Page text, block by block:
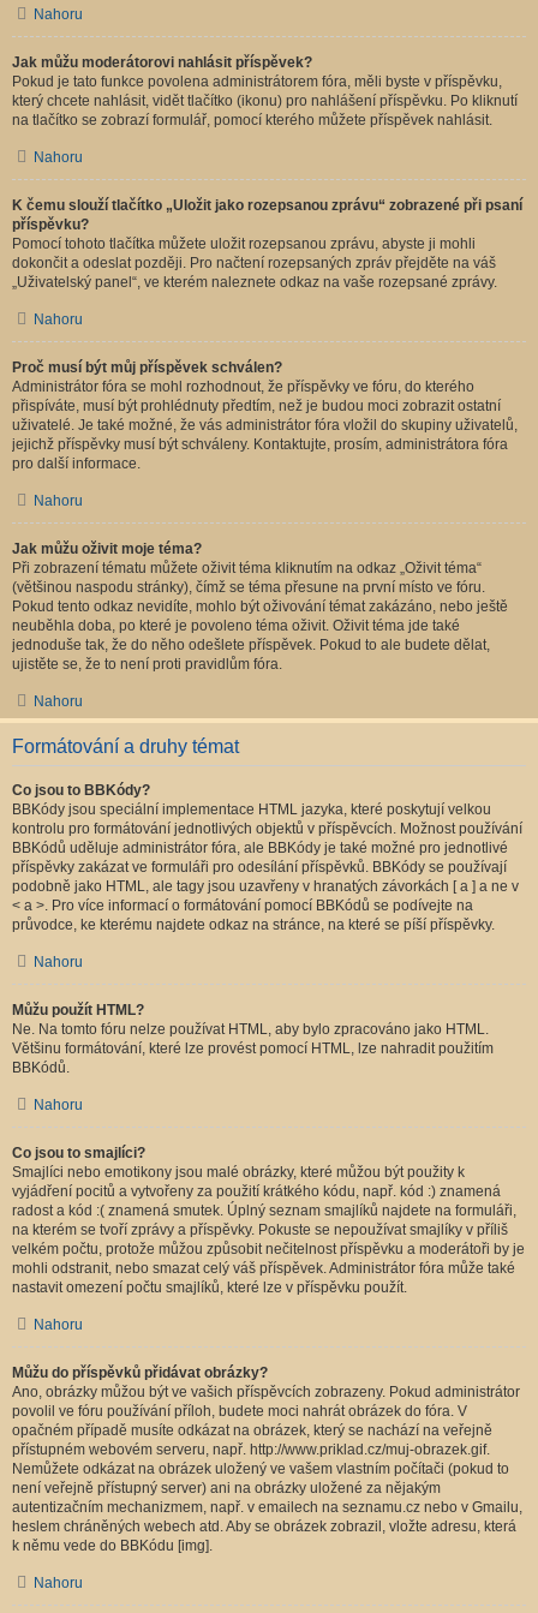
Nahoru
Jak můžu moderátorovi nahlásit příspěvek?
Pokud je tato funkce povolena administrátorem fóra, měli byste v příspěvku,
který chcete nahlásit, vidět tlačítko (ikonu) pro nahlášení příspěvku. Po kliknutí
na tlačítko se zobrazí formulář, pomocí kterého můžete příspěvek nahlásit.
Nahoru
K čemu slouží tlačítko „Uložit jako rozepsanou zprávu“ zobrazené při psaní
příspěvku?
Pomocí tohoto tlačítka můžete uložit rozepsanou zprávu, abyste ji mohli
dokončit a odeslat později. Pro načtení rozepsaných zpráv přejděte na váš
„Uživatelský panel“, ve kterém naleznete odkaz na vaše rozepsané zprávy.
Nahoru
Proč musí být můj příspěvek schválen?
Administrátor fóra se mohl rozhodnout, že příspěvky ve fóru, do kterého
přispíváte, musí být prohlédnuty předtím, než je budou moci zobrazit ostatní
uživatelé. Je také možné, že vás administrátor fóra vložil do skupiny uživatelů,
jejichž příspěvky musí být schváleny. Kontaktujte, prosím, administrátora fóra
pro další informace.
Nahoru
Jak můžu oživit moje téma?
Při zobrazení tématu můžete oživit téma kliknutím na odkaz „Oživit téma“
(většinou naspodu stránky), čímž se téma přesune na první místo ve fóru.
Pokud tento odkaz nevidíte, mohlo být oživování témat zakázáno, nebo ještě
neuběhla doba, po které je povoleno téma oživit. Oživit téma jde také
jednoduše tak, že do něho odešlete příspěvek. Pokud to ale budete dělat,
ujistěte se, že to není proti pravidlům fóra.
Nahoru
Formátování a druhy témat
Co jsou to BBKódy?
BBKódy jsou speciální implementace HTML jazyka, které poskytují velkou
kontrolu pro formátování jednotlivých objektů v příspěvcích. Možnost používání
BBKódů uděluje administrátor fóra, ale BBKódy je také možné pro jednotlivé
příspěvky zakázat ve formuláři pro odesílání příspěvků. BBKódy se používají
podobně jako HTML, ale tagy jsou uzavřeny v hranatých závorkách [ a ] a ne v
< a >. Pro více informací o formátování pomocí BBKódů se podívejte na
průvodce, ke kterému najdete odkaz na stránce, na které se píší příspěvky.
Nahoru
Můžu použít HTML?
Ne. Na tomto fóru nelze používat HTML, aby bylo zpracováno jako HTML.
Většinu formátování, které lze provést pomocí HTML, lze nahradit použitím
BBKódů.
Nahoru
Co jsou to smajlíci?
Smajlíci nebo emotikony jsou malé obrázky, které můžou být použity k
vyjádření pocitů a vytvořeny za použití krátkého kódu, např. kód :) znamená
radost a kód :( znamená smutek. Úplný seznam smajlíků najdete na formuláři,
na kterém se tvoří zprávy a příspěvky. Pokuste se nepoužívat smajlíky v příliš
velkém počtu, protože můžou způsobit nečitelnost příspěvku a moderátoři by je
mohli odstranit, nebo smazat celý váš příspěvek. Administrátor fóra může také
nastavit omezení počtu smajlíků, které lze v příspěvku použít.
Nahoru
Můžu do příspěvků přidávat obrázky?
Ano, obrázky můžou být ve vašich příspěvcích zobrazeny. Pokud administrátor
povolil ve fóru používání příloh, budete moci nahrát obrázek do fóra. V
opačném případě musíte odkázat na obrázek, který se nachází na veřejně
přístupném webovém serveru, např. http://www.priklad.cz/muj-obrazek.gif.
Nemůžete odkázat na obrázek uložený ve vašem vlastním počítači (pokud to
není veřejně přístupný server) ani na obrázky uložené za nějakým
autentizačním mechanizmem, např. v emailech na seznamu.cz nebo v Gmailu,
heslem chráněných webech atd. Aby se obrázek zobrazil, vložte adresu, která
k němu vede do BBKódu [img].
Nahoru